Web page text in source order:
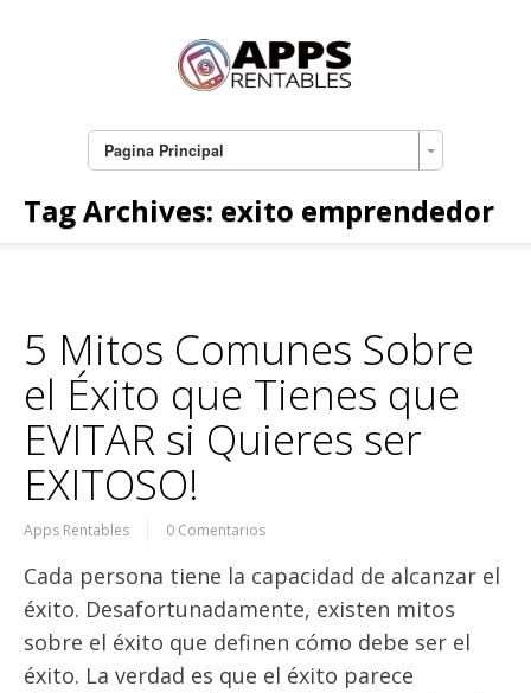
Pagina Principal
Tag Archives: exito emprendedor
5 Mitos Comunes Sobre
el Éxito que Tienes que
EVITAR si Quieres ser
EXITOSO!
Apps Rentables 0 Comentarios
Cada persona tiene la capacidad de alcanzar el
éxito. Desafortunadamente, existen mitos
sobre el éxito que definen cómo debe ser el
éxito. La verdad es que el éxito parece